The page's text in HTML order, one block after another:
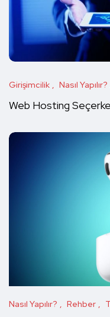
Girişimcilik Nasıl Yapılır?
Web Hosting
Nasıl Yapılır? Rehber